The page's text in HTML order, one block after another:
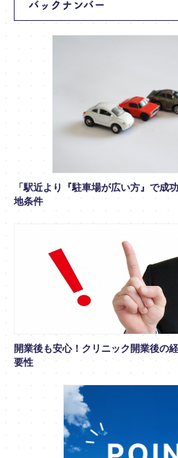
バックナンバー
「駅近より『駐車場が広い方』で成
地条件
開業後も安心！クリニック開業後の
要性